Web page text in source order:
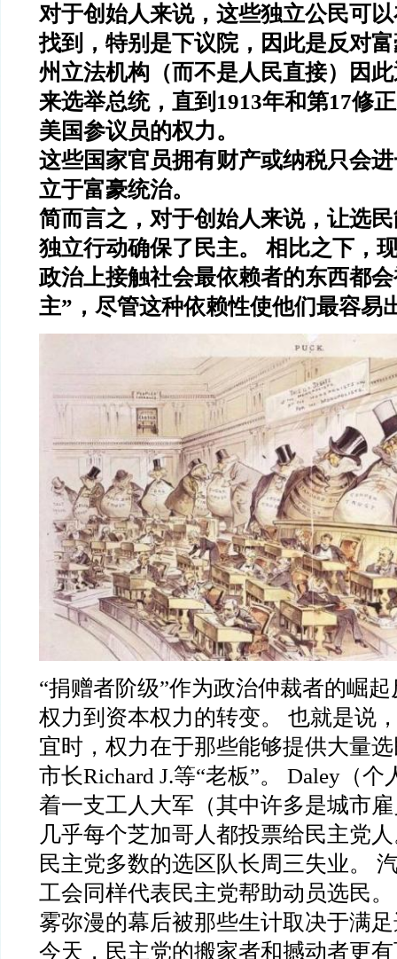
对于创始人来说，这些独立公民可
找到，特别是下议院，因此是反对
州立法机构（而不是人民直接）因
来选举总统，直到1913年和第17修
美国参议员的权力。
这些国家官员拥有财产或纳税只会
立于富豪统治。
简而言之，对于创始人来说，让选
独立行动确保了民主。 相比之下，
政治上接触社会最依赖者的东西都
主”，尽管这种依赖性使他们最容易
“捐赠者阶级”作为政治仲裁者的崛
权力到资本权力的转变。 也就是说
宜时，权力在于那些能够提供大量
市长Richard J.等“老板”。 Daley（
着一支工人大军（其中许多是城市
几乎每个芝加哥人都投票给民主党
民主党多数的选区队长周三失业。
工会同样代表民主党帮助动员选民
雾弥漫的幕后被那些生计取决于满
今天，民主党的搬家者和撼动者更